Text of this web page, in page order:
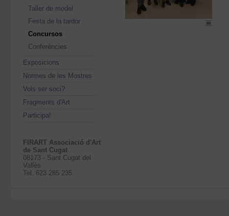
Taller de model
Festa de la tardor
Concursos
Conferències
Exposicions
Normes de les Mostres
Vols ser soci?
Fragments d'Art
Participa!
FIRART Associació d'Art
de Sant Cugat
08173 - Sant Cugat del
Vallès
Tel. 623 285 235